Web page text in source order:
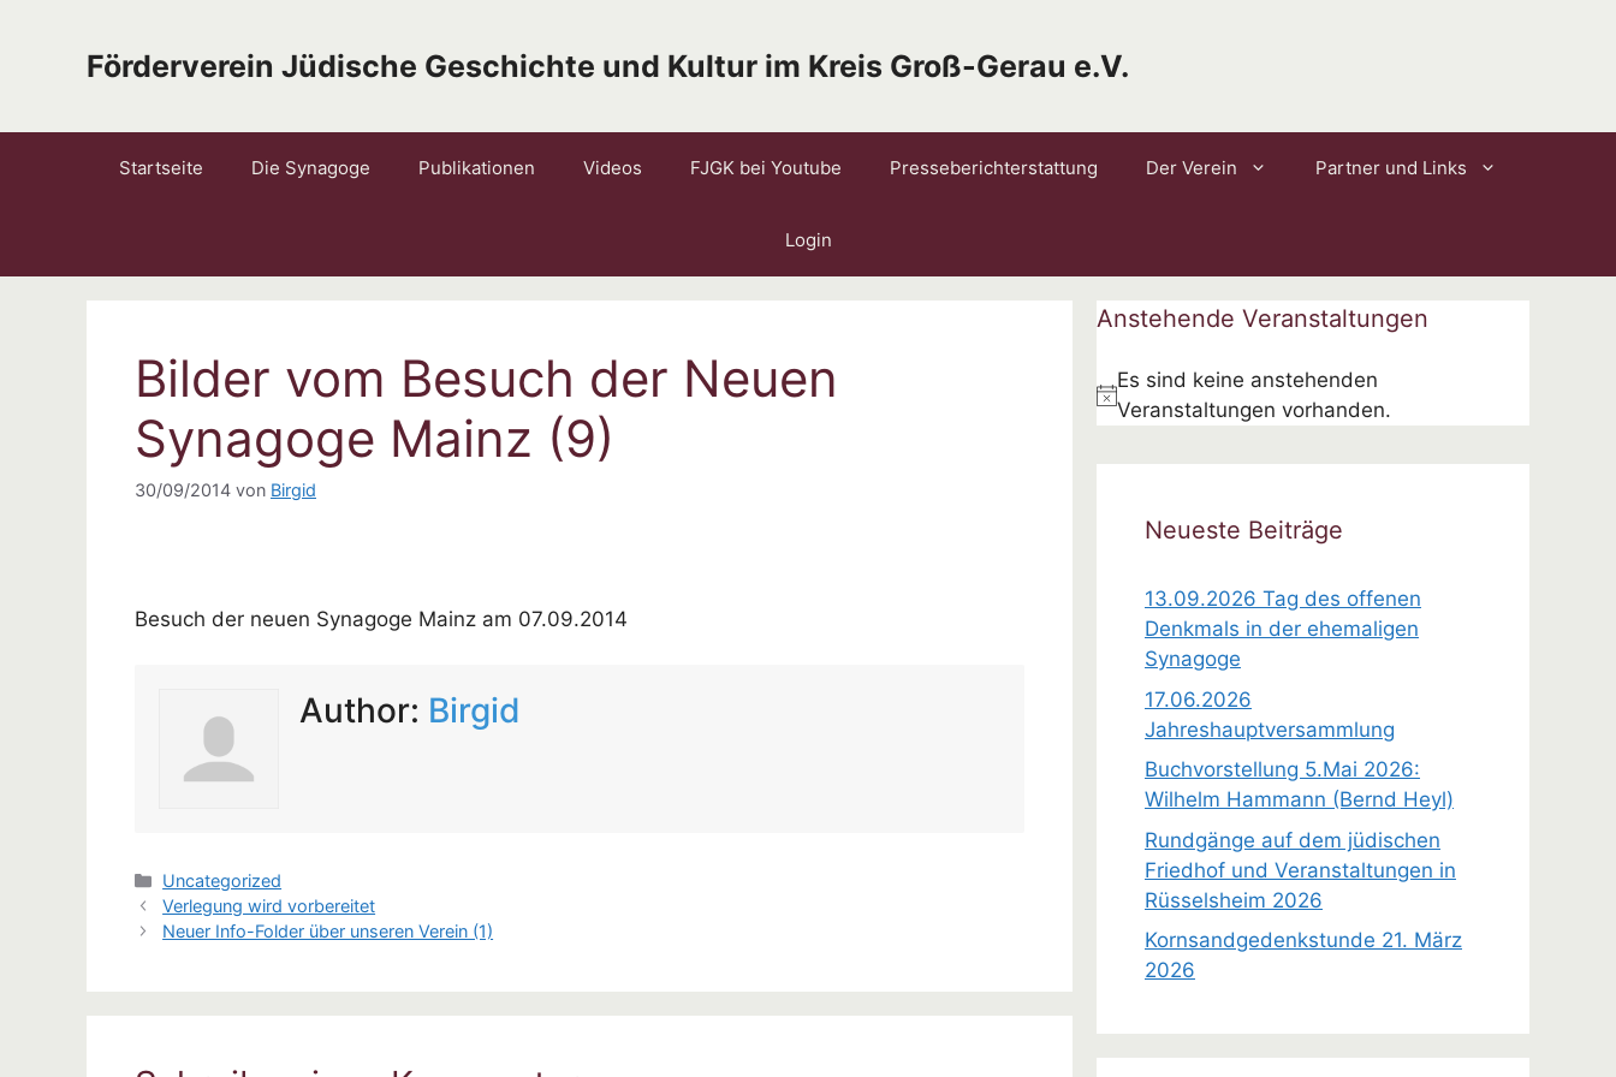
Förderverein Jüdische Geschichte und Kultur im Kreis Groß-Gerau e.V.
Startseite Die Synagoge Publikationen Videos FJGK bei Youtube Presseberichterstattung Der Verein Partner und Links
Login
Bilder vom Besuch der Neuen
Synagoge Mainz (9)
30/09/2014 von Birgid
Besuch der neuen Synagoge Mainz am 07.09.2014
Author: Birgid
Kategorien
Uncategorized
Verlegung wird vorbereitet
Neuer Info-Folder über unseren Verein (1)
Anstehende Veranstaltungen
H
n
Es sind keine anstehenden
Veranstaltungen vorhanden.
Neueste Beiträge
13.09.2026 Tag des offenen
Denkmals in der ehemaligen
Synagoge
17.06.2026
Jahreshauptversammlung
Buchvorstellung 5.Mai 2026:
Wilhelm Hammann (Bernd Heyl)
Rundgänge auf dem jüdischen
Friedhof und Veranstaltungen in
Rüsselsheim 2026
Kornsandgedenkstunde 21. März
2026